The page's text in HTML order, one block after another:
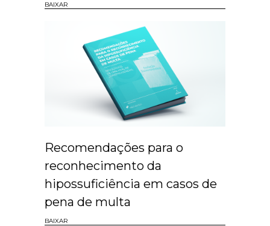
BAIXAR
Recomendações para o
reconhecimento da
hipossuficiência em casos de
pena de multa
BAIXAR